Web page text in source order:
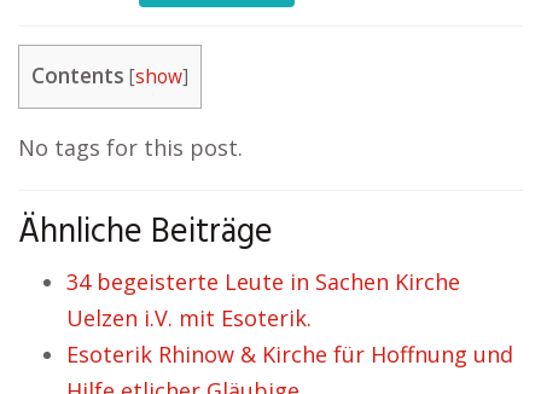
Contents [show]
No tags for this post.
Ähnliche Beiträge
34 begeisterte Leute in Sachen Kirche
Uelzen i.V. mit Esoterik.
Esoterik Rhinow & Kirche für Hoffnung und